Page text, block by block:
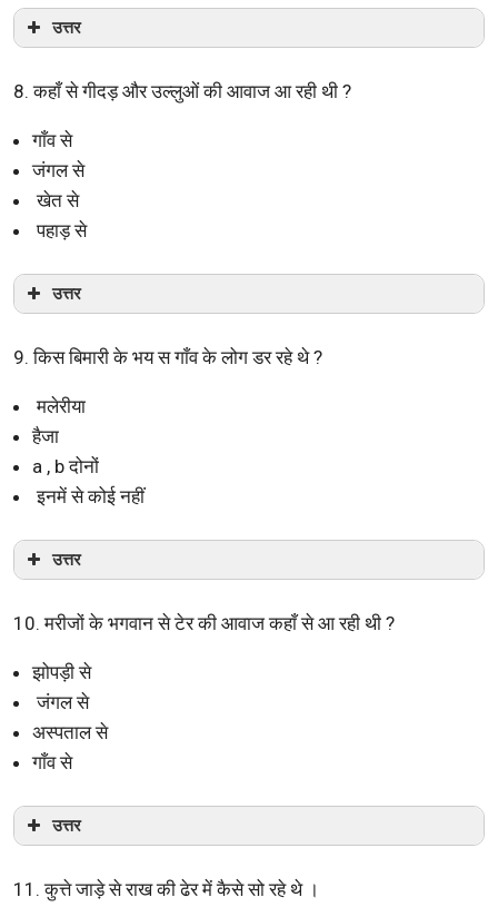
उत्तर
8. कहाँ से गीदड़ और उल्लुओं की आवाज आ रही थी ?
गाँव से
जंगल से
खेत से
पहाड़ से
उत्तर
9. किस बिमारी के भय स गाँव के लोग डर रहे थे ?
मलेरीया
हैजा
a , b दोनों
इनमें से कोई नहीं
उत्तर
10. मरीजों के भगवान से टेर की आवाज कहाँ से आ रही थी ?
झोपड़ी से
जंगल से
अस्पताल से
गाँव से
उत्तर
11. कुत्ते जाड़े से राख की ढेर में कैसे सो रहे थे ।